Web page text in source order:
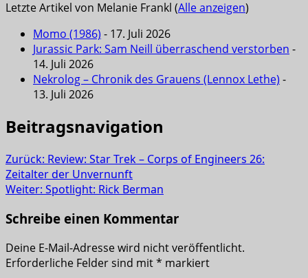
Letzte Artikel von Melanie Frankl (Alle anzeigen)
Momo (1986) - 17. Juli 2026
Jurassic Park: Sam Neill überraschend verstorben -
14. Juli 2026
Nekrolog – Chronik des Grauens (Lennox Lethe) -
13. Juli 2026
Beitragsnavigation
Zurück: Review: Star Trek – Corps of Engineers 26:
Zeitalter der Unvernunft
Weiter: Spotlight: Rick Berman
Schreibe einen Kommentar
Deine E-Mail-Adresse wird nicht veröffentlicht.
Erforderliche Felder sind mit* markiert